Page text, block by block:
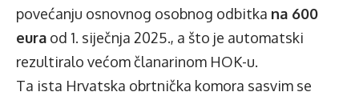
povećanju osnovnog osobnog odbitka na 600
eura od 1. siječnja 2025., a što je automatski
rezultiralo većom članarinom HOK-u.
Ta ista Hrvatska obrtnička komora sasvim se